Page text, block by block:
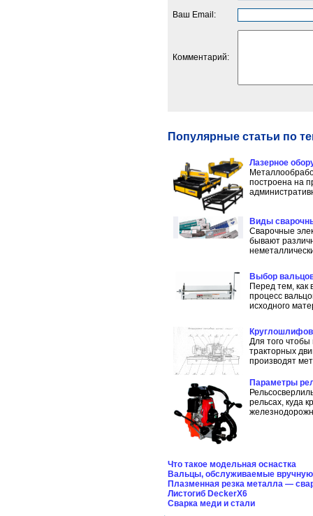
Ваш Email:
Комментарий:
Популярные статьи по
Лазерное
построена на
Виды
Сварочные
бывают
Выбор
Перед тем, как
процесс
исходного
Для того
тракторных
производят
Параметры
рельсах, куда
Что такое модельная оснастка
Вальцы, обслуживаемые
Плазменная резка металла —
Листогиб DeckerX6
Сварка меди и стали